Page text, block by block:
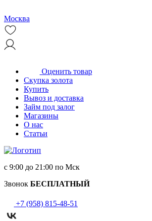
Москва
Оценить товар
Скупка золота
Купить
Вывоз и доставка
Займ под залог
Магазины
О нас
Статьи
с 9:00 до 21:00 по Мск
Звонок БЕСПЛАТНЫЙ
+7 (958) 815-48-51